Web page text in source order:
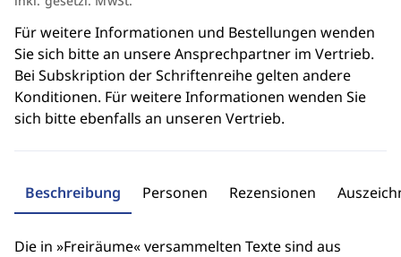
Für weitere Informationen und Bestellungen wenden
Sie sich bitte an unsere Ansprechpartner im Vertrieb.
Bei Subskription der Schriftenreihe gelten andere
Konditionen. Für weitere Informationen wenden Sie
sich bitte ebenfalls an unseren Vertrieb.
Beschreibung Personen Rezensionen
Die in »Freiräume« versammelten Texte sind aus